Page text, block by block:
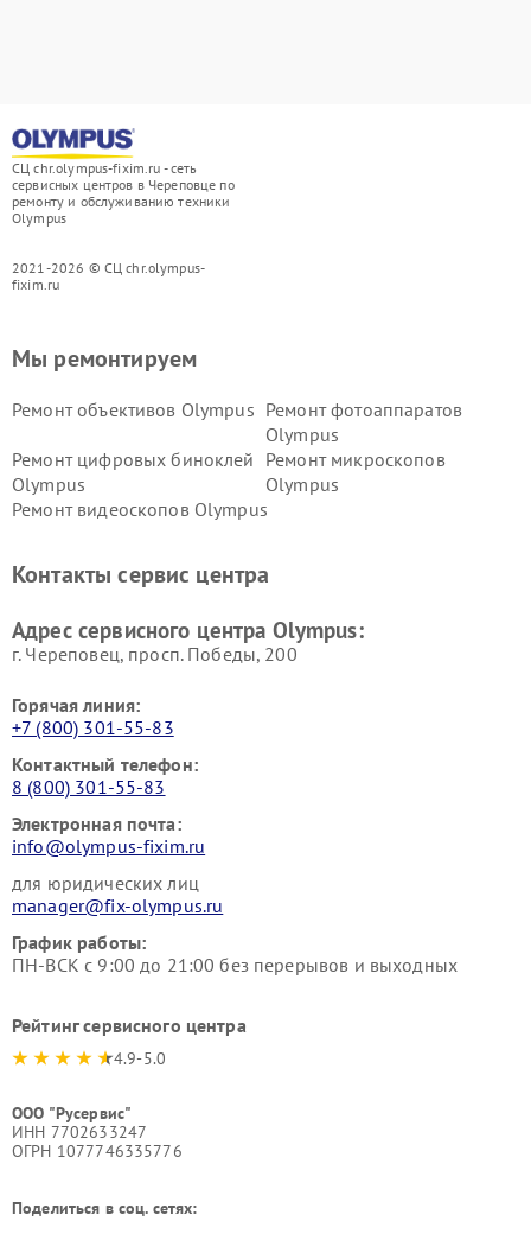
СЦ chr.olympus-fixim.ru - сеть
сервисных центров в Череповце по
ремонту и обслуживанию техники
Olympus
2021-2026 © СЦ chr.olympus-
fixim.ru
Мы ремонтируем
Ремонт объективов Olympus Ремонт фотоаппаратов
Olympus
Ремонт цифровых биноклей
Olympus
Ремонт микроскопов
Olympus
Ремонт видеоскопов Olympus
Контакты сервис центра
Адрес сервисного центра Olympus:
г. Череповец, просп. Победы, 200
Горячая линия:
+7 (800) 301-55-83
Контактный телефон:
8 (800) 301-55-83
Электронная почта:
info@olympus-fixim.ru
для юридических лиц
manager@fix-olympus.ru
График работы:
ПН-ВСК с 9:00 до 21:00 без перерывов и выходных
Рейтинг сервисного центра
4.9-5.0
ООО "Русервис"
ИНН 7702633247
ОГРН 1077746335776
Поделиться в соц. сетях: